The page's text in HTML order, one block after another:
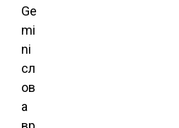
Ge
mi
ni
сл
ов
а